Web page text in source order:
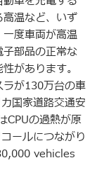
温など、いず
度車両が高温
部品の正常な
があります。
ラが130万台の車
国家道路交通安
CPUの過熱が原
ールにつながり
vehicles